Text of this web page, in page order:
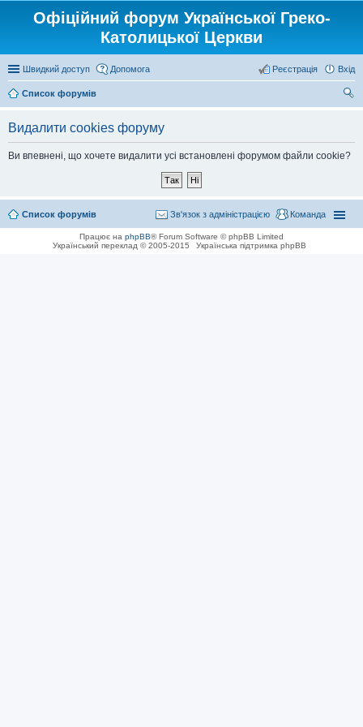
Офіційний форум Української Греко-
Католицької Церкви
Швидкий доступ Допомога Вхід
Реєстрація
Список форумів
Видалити cookies форуму
Ви впевнені, що хочете видалити усі встановлені форумом файли cookie?
Список форумів Команда
Зв'язок з адміністрацією
Працює на phpBB® Forum Software © phpBB Limited
Український переклад © 2005-2015
Українська підтримка phpBB